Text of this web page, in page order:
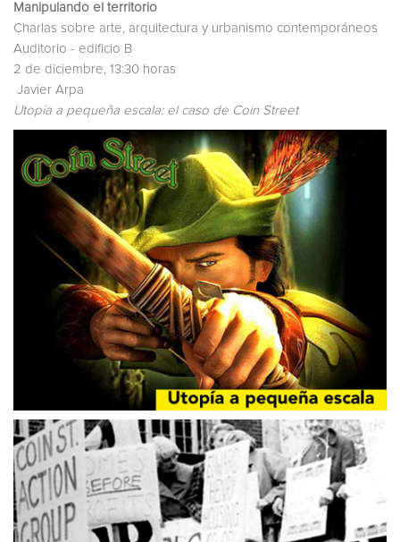
Manipulando el territorio
Charlas sobre arte, arquitectura y urbanismo contemporáneos
Auditorio - edificio B
2 de diciembre, 13:30 horas
Javier Arpa
Utopía a pequeña escala: el caso de Coin Street